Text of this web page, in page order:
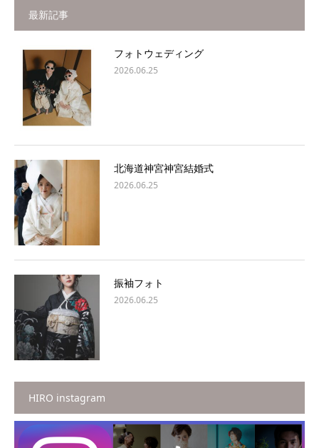
最新記事
フォトウェディング
2026.06.25
北海道神宮神宮結婚式
2026.06.25
振袖フォト
2026.06.25
HIRO instagram